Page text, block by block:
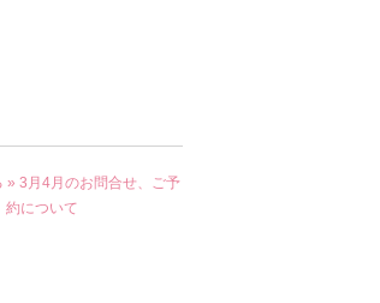
»3月4月のお問合せ、ご予
約について